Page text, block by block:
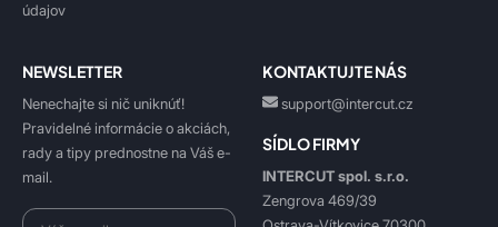
údajov
NEWSLETTER
Nenechajte si nič uniknúť!
Pravidelné informácie o akciách,
rady a tipy prednostne na Váš e-
mail.
KONTAKTUJTE NÁS
support@intercut.cz
SÍDLO FIRMY
INTERCUT spol. s.r.o.
Zengrova 469/39